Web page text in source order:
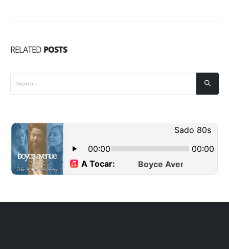
RELATED POSTS